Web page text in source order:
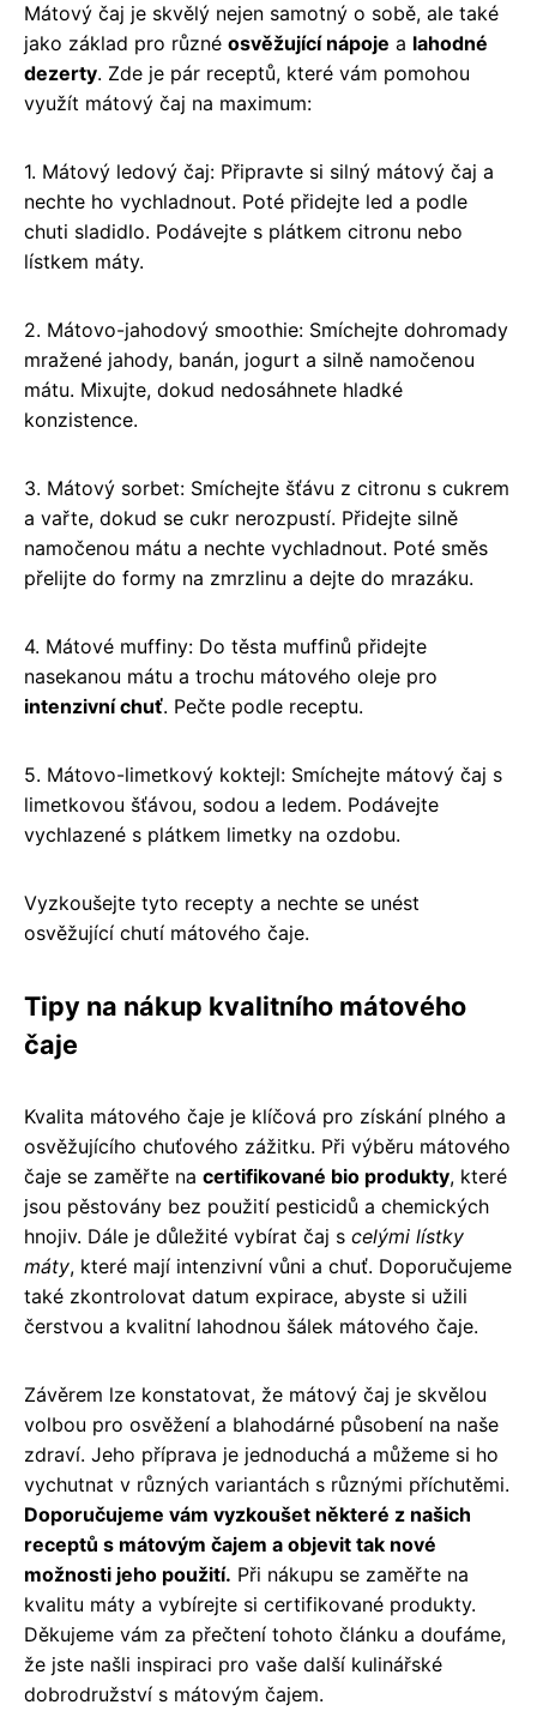
Mátový čaj je skvělý nejen samotný o sobě, ale také
jako základ pro různé osvěžující nápoje a lahodné
dezerty. Zde je pár receptů, které vám pomohou
využít mátový čaj na maximum:
1. Mátový ledový čaj: Připravte si silný mátový čaj a
nechte ho vychladnout. Poté přidejte led a podle
chuti sladidlo. Podávejte s plátkem citronu nebo
lístkem máty.
2. Mátovo-jahodový smoothie: Smíchejte dohromady
mražené jahody, banán, jogurt a silně namočenou
mátu. Mixujte, dokud nedosáhnete hladké
konzistence.
3. Mátový sorbet: Smíchejte šťávu z citronu s cukrem
a vařte, dokud se cukr nerozpustí. Přidejte silně
namočenou mátu a nechte vychladnout. Poté směs
přelijte do formy na zmrzlinu a dejte do mrazáku.
4. Mátové muffiny: Do těsta muffinů přidejte
nasekanou mátu a trochu mátového oleje pro
intenzivní chuť. Pečte podle receptu.
5. Mátovo-limetkový koktejl: Smíchejte mátový čaj s
limetkovou šťávou, sodou a ledem. Podávejte
vychlazené s plátkem limetky na ozdobu.
Vyzkoušejte tyto recepty a nechte se unést
osvěžující chutí mátového čaje.
Tipy na nákup kvalitního mátového
čaje
Kvalita mátového čaje je klíčová pro získání plného a
osvěžujícího chuťového zážitku. Při výběru mátového
čaje se zaměřte na certifikované bio produkty, které
jsou pěstovány bez použití pesticidů a chemických
hnojiv. Dále je důležité vybírat čaj s celými lístky
máty, které mají intenzivní vůni a chuť. Doporučujeme
také zkontrolovat datum expirace, abyste si užili
čerstvou a kvalitní lahodnou šálek mátového čaje.
Závěrem lze konstatovat, že mátový čaj je skvělou
volbou pro osvěžení a blahodárné působení na naše
zdraví. Jeho příprava je jednoduchá a můžeme si ho
vychutnat v různých variantách s různými příchutěmi.
Doporučujeme vám vyzkoušet některé z našich
receptů s mátovým čajem a objevit tak nové
možnosti jeho použití. Při nákupu se zaměřte na
kvalitu máty a vybírejte si certifikované produkty.
Děkujeme vám za přečtení tohoto článku a doufáme,
že jste našli inspiraci pro vaše další kulinářské
dobrodružství s mátovým čajem.